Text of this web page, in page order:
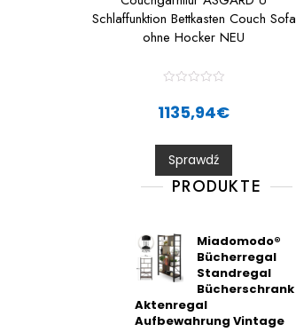
Schlaffunktion Bettkasten Couch Sofa
ohne Hocker NEU
0
o
u
t
1135,94€
Sprawdź
PRODUKTE
Miadomodo®
Bücherregal
Standregal
Bücherschrank
Aktenregal
Aufbewahrung Vintage